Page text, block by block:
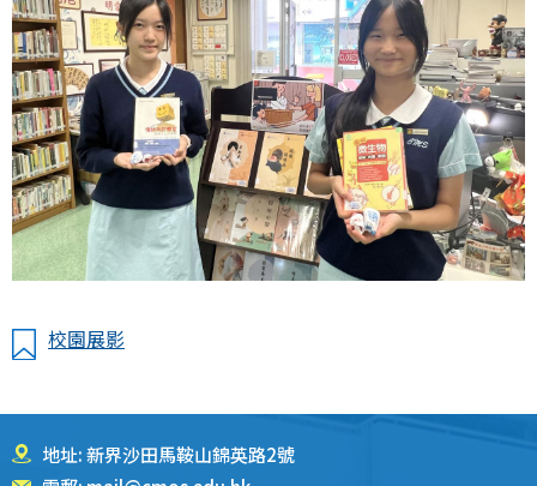
校園展影
地址: 新界沙田馬鞍山錦英路2號